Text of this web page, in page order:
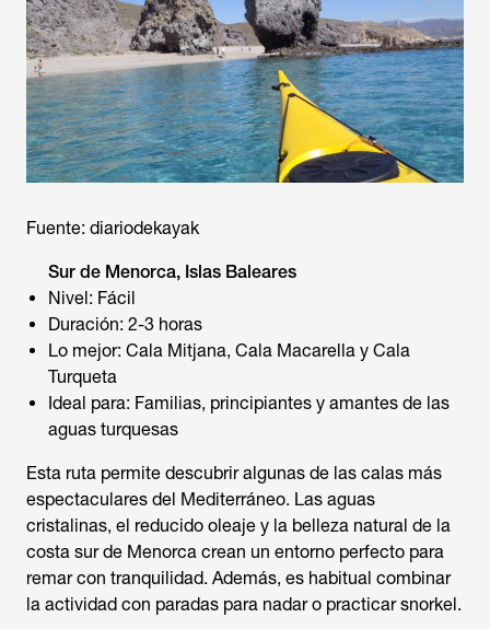
Fuente: diariodekayak
Sur de Menorca, Islas Baleares
Nivel: Fácil
Duración: 2-3 horas
Lo mejor: Cala Mitjana, Cala Macarella y Cala
Turqueta
Ideal para: Familias, principiantes y amantes de las
aguas turquesas
Esta ruta permite descubrir algunas de las calas más
espectaculares del Mediterráneo. Las aguas
cristalinas, el reducido oleaje y la belleza natural de la
costa sur de Menorca crean un entorno perfecto para
remar con tranquilidad. Además, es habitual combinar
la actividad con paradas para nadar o practicar snorkel.